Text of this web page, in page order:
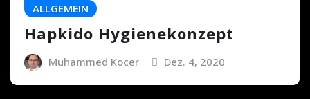
ALLGEMEIN
Hapkido Hygienekonzept
Muhammed Kocer Dez. 4, 2020